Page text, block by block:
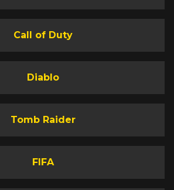
Call of Duty
Diablo
Tomb Raider
FIFA